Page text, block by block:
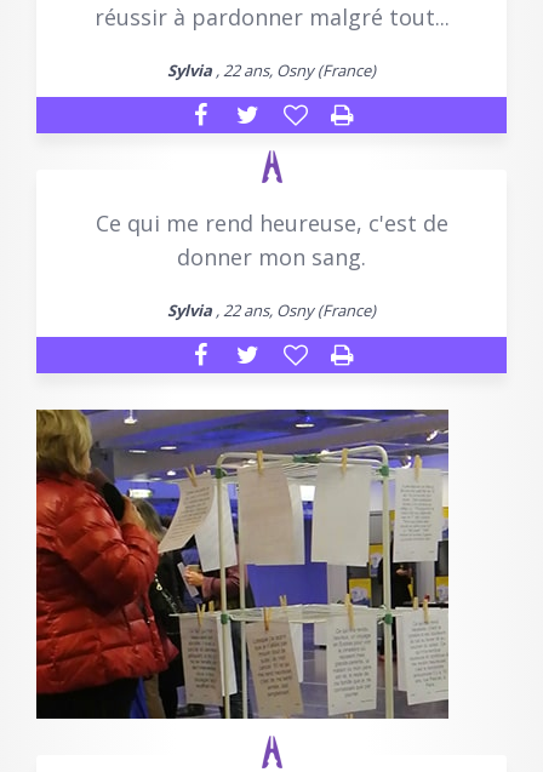
réussir à pardonner malgré tout...
Sylvia , 22 ans, Osny (France)
Ce qui me rend heureuse, c'est de
donner mon sang.
Sylvia , 22 ans, Osny (France)